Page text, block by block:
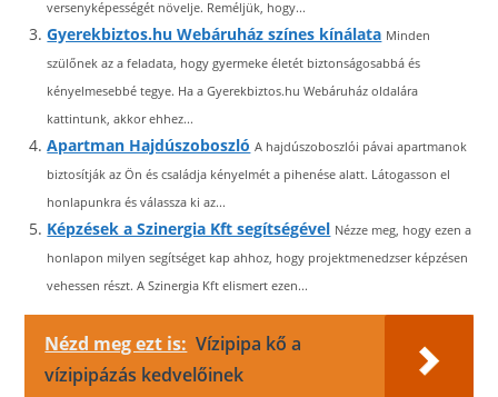
versenyképességét növelje. Reméljük, hogy...
Gyerekbiztos.hu Webáruház színes kínálata Minden
szülőnek az a feladata, hogy gyermeke életét biztonságosabbá és
kényelmesebbé tegye. Ha a Gyerekbiztos.hu Webáruház oldalára
kattintunk, akkor ehhez...
Apartman Hajdúszoboszló A hajdúszoboszlói pávai apartmanok
biztosítják az Ön és családja kényelmét a pihenése alatt. Látogasson el
honlapunkra és válassza ki az...
Képzések a Szinergia Kft segítségével Nézze meg, hogy ezen a
honlapon milyen segítséget kap ahhoz, hogy projektmenedzser képzésen
vehessen részt. A Szinergia Kft elismert ezen...
Nézd meg ezt is: Vízipipa kő a
vízipipázás kedvelőinek